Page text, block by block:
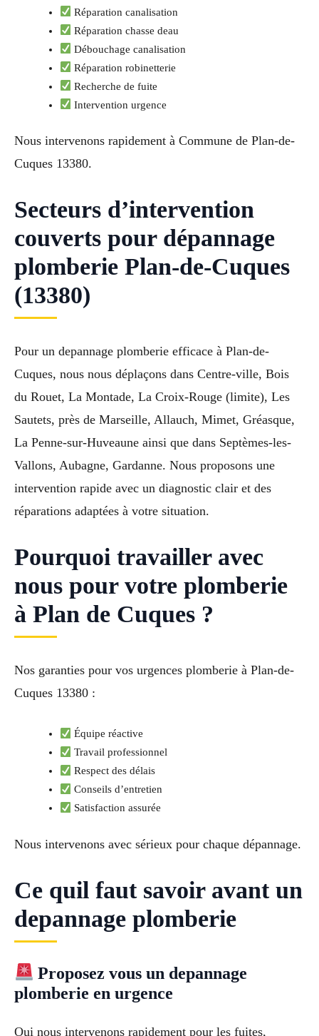
Réparation canalisation
Réparation chasse deau
Débouchage canalisation
Réparation robinetterie
Recherche de fuite
Intervention urgence
Nous intervenons rapidement à Commune de Plan-de-
Cuques 13380.
Secteurs d’intervention
couverts pour dépannage
plomberie Plan-de-Cuques
(13380)
Pour un depannage plomberie efficace à Plan-de-
Cuques, nous nous déplaçons dans Centre-ville, Bois
du Rouet, La Montade, La Croix-Rouge (limite), Les
Sautets, près de Marseille, Allauch, Mimet, Gréasque,
La Penne-sur-Huveaune ainsi que dans Septèmes-les-
Vallons, Aubagne, Gardanne. Nous proposons une
intervention rapide avec un diagnostic clair et des
réparations adaptées à votre situation.
Pourquoi travailler avec
nous pour votre plomberie
à Plan de Cuques ?
Nos garanties pour vos urgences plomberie à Plan-de-
Cuques 13380 :
Équipe réactive
Travail professionnel
Respect des délais
Conseils d’entretien
Satisfaction assurée
Nous intervenons avec sérieux pour chaque dépannage.
Ce quil faut savoir avant un
depannage plomberie
Proposez vous un depannage
plomberie en urgence
Oui nous intervenons rapidement pour les fuites,